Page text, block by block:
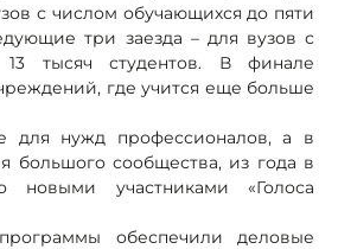
с числом обучающихся до пяти
три заезда – для вузов с
13 тысяч студентов. В финале
где учится еще больше
для нужд профессионалов, а в
большого сообщества, из года в
новыми участниками «Голоса
обеспечили деловые